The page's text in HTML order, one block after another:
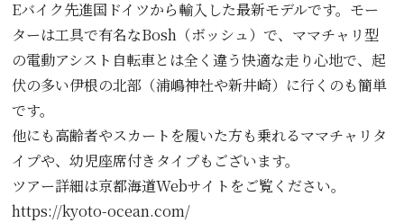
Eバイク先進国ドイツから輸入した最新モデルです。モー
ターは工具で有名なBosh（ボッシュ）で、ママチャリ型
の電動アシスト自転車とは全く違う快適な走り心地で、起
伏の多い伊根の北部（浦嶋神社や新井崎）に行くのも簡単
です。
他にも高齢者やスカートを履いた方も乗れるママチャリタ
イプや、幼児座席付きタイプもございます。
ツアー詳細は京都海道Webサイトをご覧ください。
https://kyoto-ocean.com/